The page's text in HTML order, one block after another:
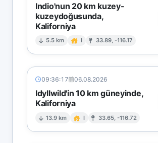
Indio'nun 20 km kuzey-
kuzeydoğusunda,
Kaliforniya
5.5 km I 33.89, -116.17
09:36:17 06.08.2026
Idyllwild'in 10 km güneyinde,
Kaliforniya
13.9 km I 33.65, -116.72